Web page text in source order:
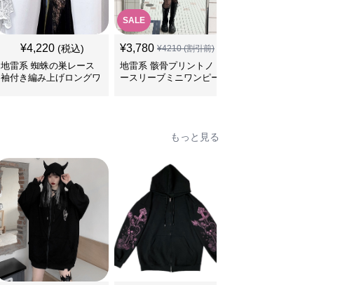
¥4,220 (税込)
地雷系 蜘蛛の巣レース
袖付き編み上げロングワ
SALE
¥3,780 ¥4210(割引前)
地雷系 骸骨プリントノ
ースリーブミニワンピー
もっと見る